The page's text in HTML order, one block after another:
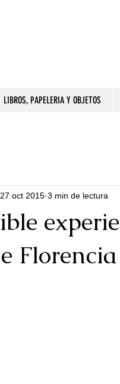
LIBROS, PAPELERIA Y OBJETOS
Florencia
27 oct 2015 3 min de lectura